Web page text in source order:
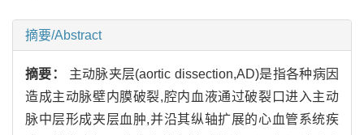
摘要/Abstract
摘要： 主动脉夹层(aortic dissection,AD)是指各种病因
造成主动脉壁内膜破裂,腔内血液通过破裂口进入主动
脉中层形成夹层血肿,并沿其纵轴扩展的心血管系统疾